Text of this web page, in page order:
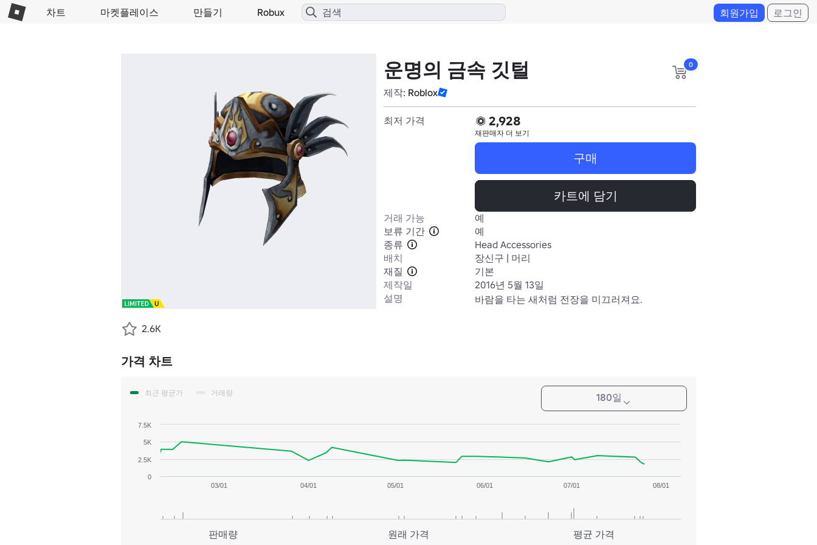
차트 마켓플레이스 만들기 Robux 회원가입 로그인
운명의 금속 깃털
제작: Roblox
0
최저 가격 2,928
재판매자 더 보기
구매
카트에 담기
거래 가능
예
보류 기간
예
종류
Head Accessories
배치
장신구 | 머리
재질
기본
제작일
2016년 5월 13일
설명
바람을 타는 새처럼 전장을 미끄러져요.
2.6K
가격 차트
180일
최근 평균가 거래량
03/01 04/01 05/01 06/01 07/01 08/01
0
2.5K
5K
7.5K
판매량 원래 가격 평균 가격